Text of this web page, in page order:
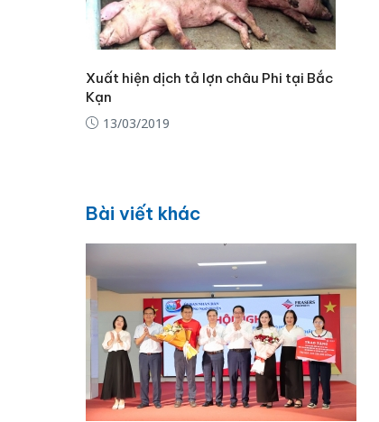
Xuất hiện dịch tả lợn châu Phi tại Bắc
Kạn
13/03/2019
Bài viết khác